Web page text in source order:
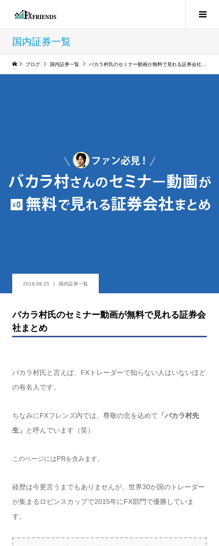
国内証券一覧
ブログ 国内証券一覧 バカラ村氏のセミナー動画が無料で見れる証券会社まとめ
2019.08.25 国内証券一覧
バカラ村氏のセミナー動画が無料で見れる証券会
社まとめ
バカラ村氏と言えば、FXトレーダーで知らない人はいないほど
の有名人です。
ちなみにFXフレンズ内では、尊敬の念を込めて
「バカラ村先
生」 と呼んでいます（笑）
このページにはPRを含みます。
経歴は今更言うまでもありませんが、世界30か国のトレーダー
が集まるロビンスカップで2015年にFX部門で優勝していま
す。